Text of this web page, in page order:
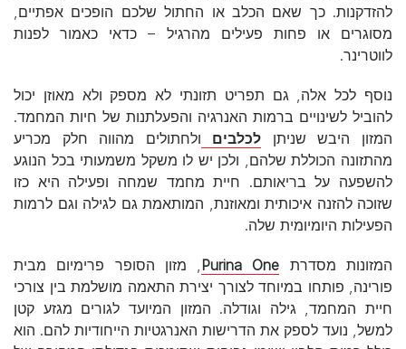
להזדקנות. כך שאם הכלב או החתול שלכם הופכים אפתיים,
מסוגרים או פחות פעילים מהרגיל – כדאי כאמור לפנות
לווטרינר.
נוסף לכל אלה, גם תפריט תזונתי לא מספק ולא מאוזן יכול
להוביל לשינויים ברמות האנרגיה והפעלתנות של חיות המחמד.
המזון היבש שניתן לכלבים ולחתולים מהווה חלק מכריע
מהתזונה הכוללת שלהם, ולכן יש לו משקל משמעותי בכל הנוגע
להשפעה על בריאותם. חיית מחמד שמחה ופעילה היא כזו
שזוכה להזנה איכותית ומאוזנת, המותאמת גם לגילה וגם לרמות
הפעילות היומיומית שלה.
המזונות מסדרת Purina One , מזון הסופר פרימיום מבית
פורינה, פותחו במיוחד לצורך יצירת התאמה מושלמת בין צורכי
חיית המחמד, גילה וגודלה. המזון המיועד לגורים מגזע קטן
למשל, נועד לספק את הדרישות האנרגטיות הייחודיות להם. הוא